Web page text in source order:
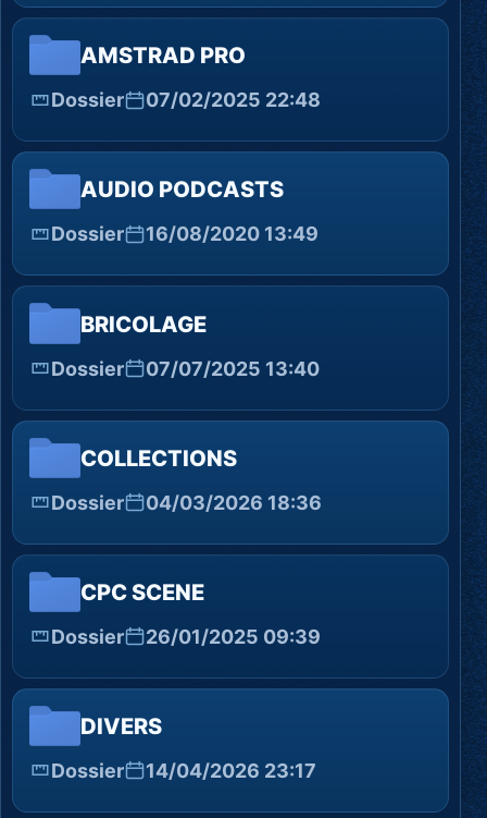
AMSTRAD PRO
Dossier 07/02/2025 22:48
AUDIO PODCASTS
Dossier 16/08/2020 13:49
BRICOLAGE
Dossier 07/07/2025 13:40
COLLECTIONS
Dossier 04/03/2026 18:36
CPC SCENE
Dossier 26/01/2025 09:39
DIVERS
Dossier 14/04/2026 23:17